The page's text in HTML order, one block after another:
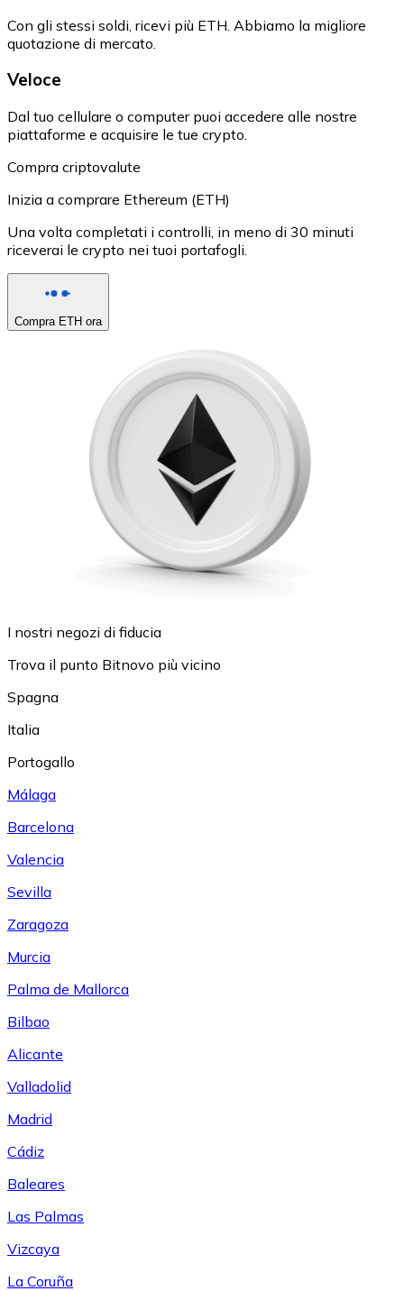
Con gli stessi soldi, ricevi più ETH. Abbiamo la migliore
quotazione di mercato.
Veloce
Dal tuo cellulare o computer puoi accedere alle nostre
piattaforme e acquisire le tue crypto.
Compra criptovalute
Inizia a comprare Ethereum (ETH)
Una volta completati i controlli, in meno di 30 minuti
riceverai le crypto nei tuoi portafogli.
Compra ETH ora
I nostri negozi di fiducia
Trova il punto Bitnovo più vicino
Spagna
Italia
Portogallo
Málaga
Barcelona
Valencia
Sevilla
Zaragoza
Murcia
Palma de Mallorca
Bilbao
Alicante
Valladolid
Madrid
Cádiz
Baleares
Las Palmas
Vizcaya
La Coruña